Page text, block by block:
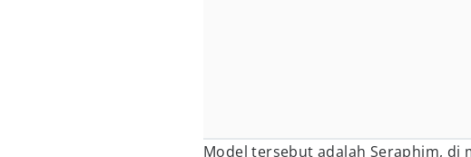
Model tersebut adalah Seraphim, di